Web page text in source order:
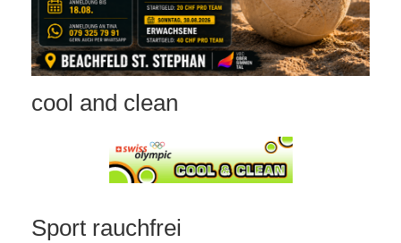
cool and clean
Sport rauchfrei